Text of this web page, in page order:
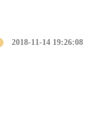
2018-11-14 19:26:08